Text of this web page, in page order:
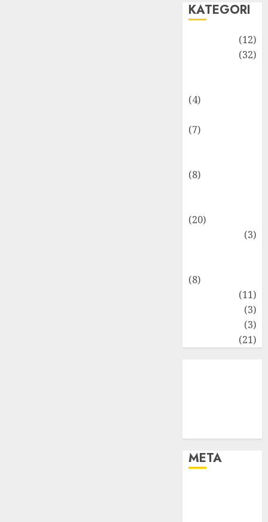
KATEGORI
(12)
(32)
(4)
(7)
(8)
(20)
(3)
(8)
(11)
(3)
(3)
(21)
META